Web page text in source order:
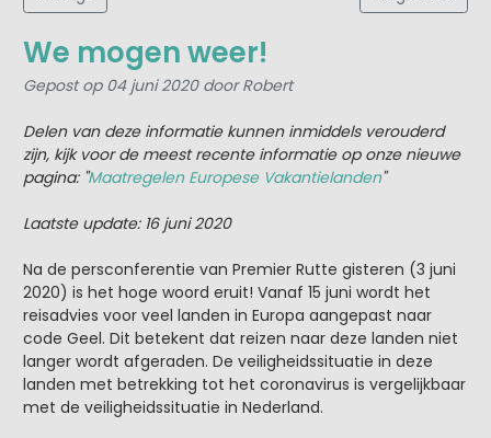
We mogen weer!
Gepost op 04 juni 2020 door Robert
Delen van deze informatie kunnen inmiddels verouderd
zijn, kijk voor de meest recente informatie op onze nieuwe
pagina: "Maatregelen Europese Vakantielanden"
Laatste update: 16 juni 2020
Na de persconferentie van Premier Rutte gisteren (3 juni
2020) is het hoge woord eruit! Vanaf 15 juni wordt het
reisadvies voor veel landen in Europa aangepast naar
code Geel. Dit betekent dat reizen naar deze landen niet
langer wordt afgeraden. De veiligheidssituatie in deze
landen met betrekking tot het coronavirus is vergelijkbaar
met de veiligheidssituatie in Nederland.